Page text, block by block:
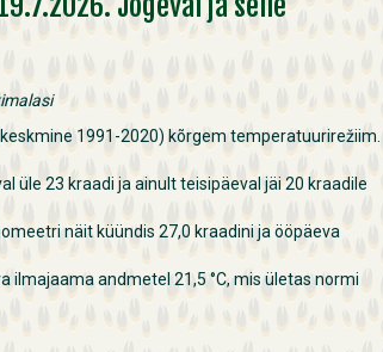
1991-2020) kõrgem temperatuurirežiim.
üle 23 kraadi ja ainult teisipäeval jäi 20 kraadile
näit küündis 27,0 kraadini ja ööpäeva
andmetel 21,5 °C, mis ületas normi